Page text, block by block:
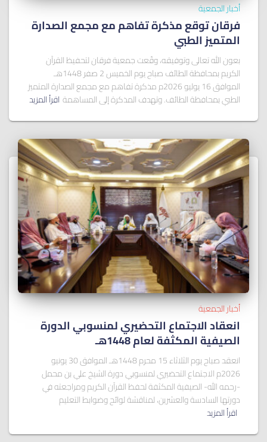
أخبار الجمعية
فرقان توقع مذكرة تفاهم مع مجمع الصدارة
المتميز الطبي
بعون الله تعالى وتوفيقه، وقّعت جمعية فرقان لتحفيظ القرآن
الكريم بمحافظة الطائف صباح يوم الخميس 2 صفر 1448هـ
الموافق 16 يوليو 2026م مذكرة تفاهم مع مجمع الصدارة المتميز
الطبي بمحافظة الطائف. وتهدف المذكرة إلى المساهمة اقرأ المزيد
أخبار الجمعية
انعقاد الاجتماع التحضيري لمنسوبي الدورة
الصيفية المكثفة لعام 1448هـ
انعقد صباح يوم الثلاثاء 15 محرم 1448هـ الموافق 30 يونيو
2026م الاجتماع التحضيري لمنسوبي دورة الشيخ علي بن محمل
-رحمه الله- الصيفية المكثفة لحفظ القرآن الكريم ومراجعته في
دورتها السادسة والعشرين، لمناقشة لوائح وضوابط التعليم
اقرأ المزيد